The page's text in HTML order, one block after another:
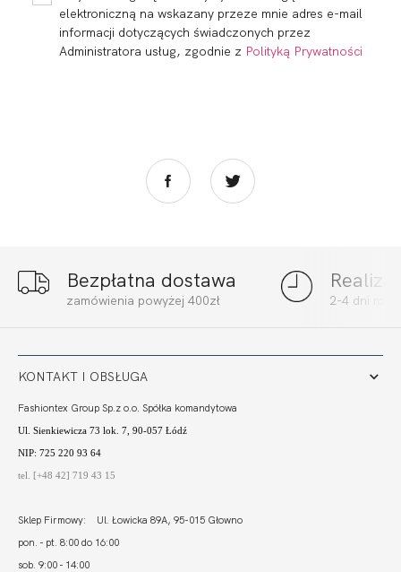
FORTUNA FIGI
FORTUNA FIGI BIG
elektroniczną na wskazany przeze mnie adres e-mail
informacji dotyczących świadczonych przez
Administratora usług, zgodnie z Polityką Prywatności
Bezpłatna dostawa
zamówienia powyżej 400zł 2-4 dni
KONTAKT I OBSŁUGA
Fashiontex Group Sp.z o.o. Spółka komandytowa
Ul. Sienkiewicza 73 lok. 7, 90-057 Łódź
NIP: 725 220 93 64
tel. [+48 42] 719 43 15
Sklep Firmowy: Ul. Łowicka 89A, 95-015 Głowno
pon. - pt. 8:00 do 16:00
sob. 9:00 - 14:00